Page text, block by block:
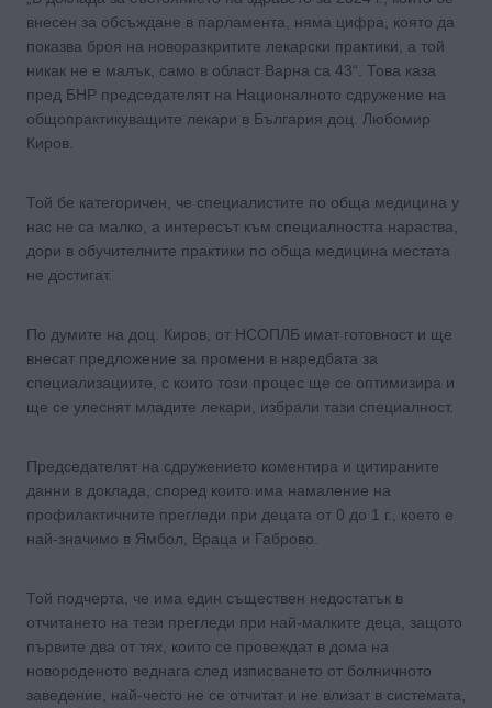
внесен за обсъждане в парламента, няма цифра, която да
показва броя на новоразкритите лекарски практики, а той
никак не е малък, само в област Варна са 43“. Това каза
пред БНР председателят на Националното сдружение на
общопрактикуващите лекари в България доц. Любомир
Киров.
Той бе категоричен, че специалистите по обща медицина у
нас не са малко, а интересът към специалността нараства,
дори в обучителните практики по обща медицина местата
не достигат.
По думите на доц. Киров, от НСОПЛБ имат готовност и ще
внесат предложение за промени в наредбата за
специализациите, с които този процес ще се оптимизира и
ще се улеснят младите лекари, избрали тази специалност.
Председателят на сдружението коментира и цитираните
данни в доклада, според които има намаление на
профилактичните прегледи при децата от 0 до 1 г., което е
най-значимо в Ямбол, Враца и Габрово.
Той подчерта, че има един съществен недостатък в
отчитането на тези прегледи при най-малките деца, защото
първите два от тях, които се провеждат в дома на
новороденото веднага след изписването от болничното
заведение, най-често не се отчитат и не влизат в системата,